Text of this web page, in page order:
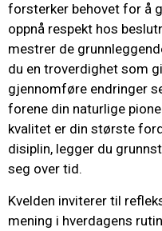
forsterker behovet for å
oppnå respekt hos
mestrer de
du en troverdighet som
gjennomføre endringer
forene din naturlige
kvalitet er din største
disiplin, legger du
seg over tid.
Kvelden inviterer til
mening i hverdagens